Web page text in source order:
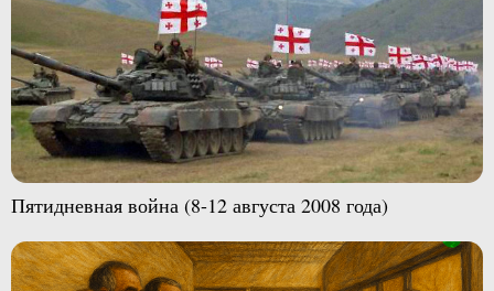
Пятидневная война (8-12 августа 2008 года)